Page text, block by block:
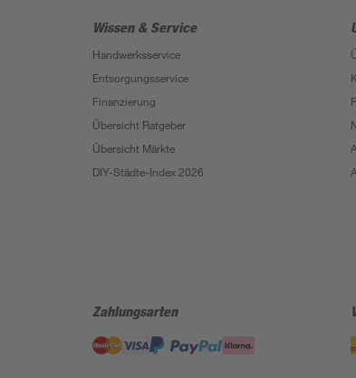
Wissen & Service
Handwerksservice
Entsorgungsservice
Finanzierung
Übersicht Ratgeber
Übersicht Märkte
DIY-Städte-Index 2026
Zahlungsarten